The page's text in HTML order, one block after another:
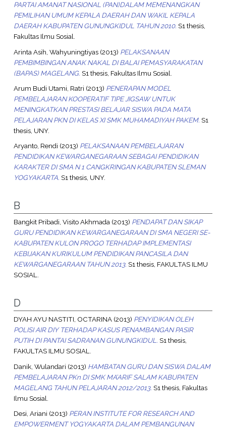
PARTAI AMANAT NASIONAL (PAN)DALAM MEMENANGKAN
PEMILIHAN UMUM KEPALA DAERAH DAN WAKIL KEPALA
DAERAH KABUPATEN GUNUNGKIDUL TAHUN 2010. S1 thesis,
Fakultas Ilmu Sosial.
Arinta Asih, Wahyuningtiyas(2013) PELAKSANAAN
PEMBIMBINGAN ANAK NAKAL DI BALAI PEMASYARAKATAN
(BAPAS) MAGELANG. S1 thesis, Fakultas Ilmu Sosial.
Arum Budi Utami, Ratri (2013) PENERAPAN MODEL
PEMBELAJARAN KOOPERATIF TIPE JIGSAW UNTUK
MENINGKATKAN PRESTASI BELAJAR SISWA PADA MATA
PELAJARAN PKN DI KELAS XI SMK MUHAMADIYAH PAKEM. S1
thesis, UNY.
Aryanto, Rendi (2013) PELAKSANAAN PEMBELAJARAN
PENDIDIKAN KEWARGANEGARAAN SEBAGAI PENDIDIKAN
KARAKTER DI SMA N 1 CANGKRINGAN KABUPATEN SLEMAN
YOGYAKARTA. S1 thesis, UNY.
B
Bangkit Pribadi, Visito Akhmada(2013) PENDAPAT DAN SIKAP
GURU PENDIDIKAN KEWARGANEGARAAN DI SMA NEGERI SE-
KABUPATEN KULON PROGO TERHADAP IMPLEMENTASI
KEBIJAKAN KURIKULUM PENDIDIKAN PANCASILA DAN
KEWARGANEGARAAN TAHUN 2013. S1 thesis, FAKULTAS ILMU
SOSIAL.
D
DYAH AYU NASTITI, OCTARINA(2013) PENYIDIKAN OLEH
POLISI AIR DIY TERHADAP KASUS PENAMBANGAN PASIR
PUTIH DI PANTAI SADRANAN GUNUNGKIDUL. S1 thesis,
FAKULTAS ILMU SOSIAL.
Danik, Wulandari (2013) HAMBATAN GURU DAN SISWA DALAM
PEMBELAJARAN PKn DI SMK MA’ARIF SALAM KABUPATEN
MAGELANG TAHUN PELAJARAN 2012/2013. S1 thesis, Fakultas
Ilmu Sosial.
Desi, Ariani (2013) PERAN INSTITUTE FOR RESEARCH AND
EMPOWERMENT YOGYAKARTA DALAM PEMBANGUNAN